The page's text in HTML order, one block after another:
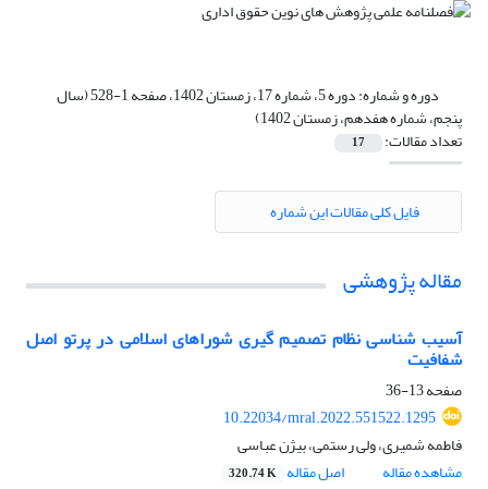
دوره و شماره: دوره 5، شماره 17، زمستان 1402، صفحه 1-528 (سال
پنجم، شماره هفدهم، زمستان 1402)
تعداد مقالات: 17
فایل کلی مقالات این شماره
مقاله پژوهشی
آسیب شناسی نظام تصمیم گیری شوراهای اسلامی در پرتو اصل
شفافیت
صفحه13-36
10.22034/mral.2022.551522.1295
فاطمه شمیری، ولی رستمی، بیژن عباسی
مشاهده مقاله
اصل مقاله 320.74 K